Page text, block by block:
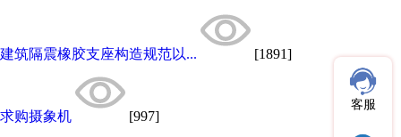
建筑隔震橡胶支座构造规范以... [1891]
求购摄象机 [997]
客服